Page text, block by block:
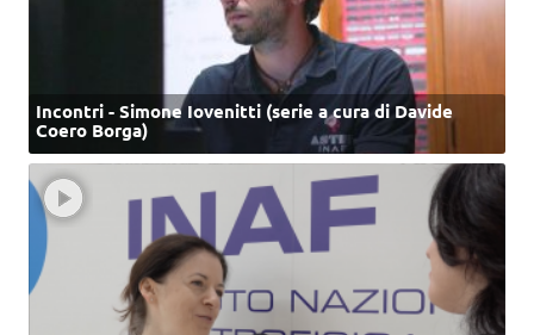
Incontri - Simone Iovenitti (serie a cura di Davide
Coero Borga)